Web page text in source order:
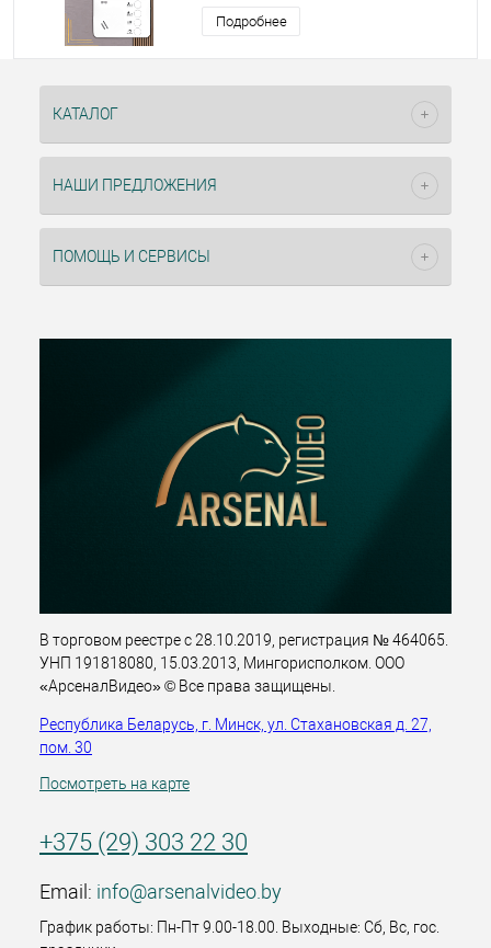
Подробнее
КАТАЛОГ
НАШИ ПРЕДЛОЖЕНИЯ
ПОМОЩЬ И СЕРВИСЫ
В торговом реестре с 28.10.2019, регистрация № 464065.
УНП 191818080, 15.03.2013, Мингорисполком. ООО
«АрсеналВидео» © Все права защищены.
Республика Беларусь, г. Минск, ул. Стахановская д. 27,
пом. 30
Посмотреть на карте
+375 (29) 303 22 30
Email: info@arsenalvideo.by
График работы: Пн-Пт 9.00-18.00. Выходные: Сб, Вс, гос.